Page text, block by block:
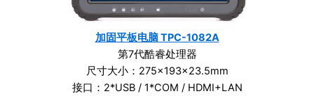
加固平板电脑 TPC-1082A
第7代酷睿处理器
尺寸大小：275×193×23.5mm
接口：2*USB / 1*COM / HDMI+LAN